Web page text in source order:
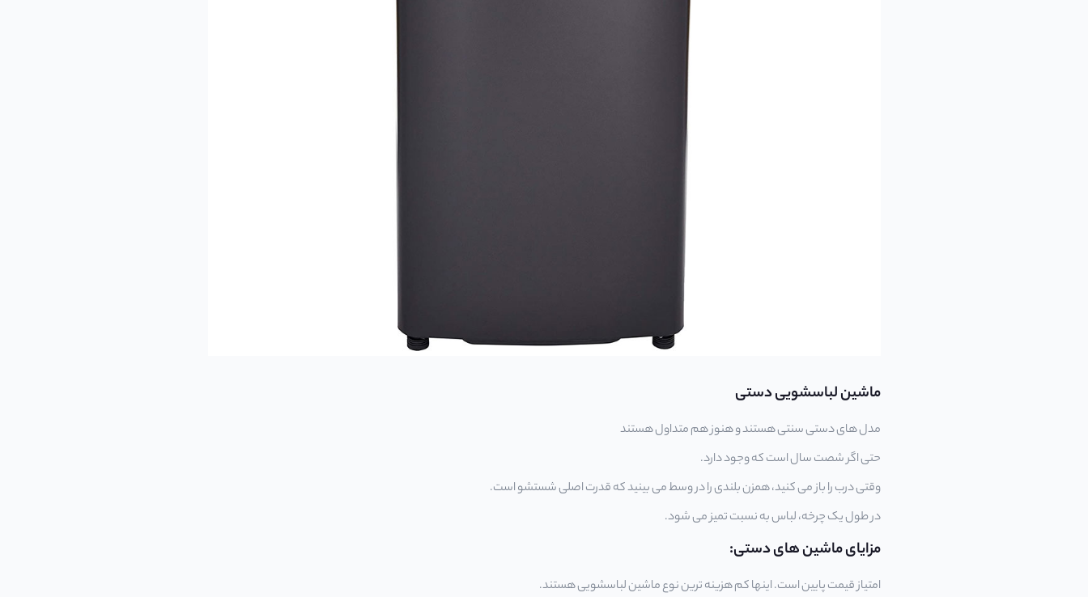
ماشین لباسشویی دستی
مدل های دستی سنتی هستند و هنوز هم متداول هستند
حتی اگر شصت سال است که وجود دارد.
وقتی درب را باز می کنید، همزن بلندی را در وسط می بینید که قدرت اصلی شستشو است.
در طول یک چرخه، لباس به نسبت تمیز می شود.
مزایای ماشین های دستی:
امتیاز قیمت پایین است. اینها کم هزینه ترین نوع ماشین لباسشویی هستند.